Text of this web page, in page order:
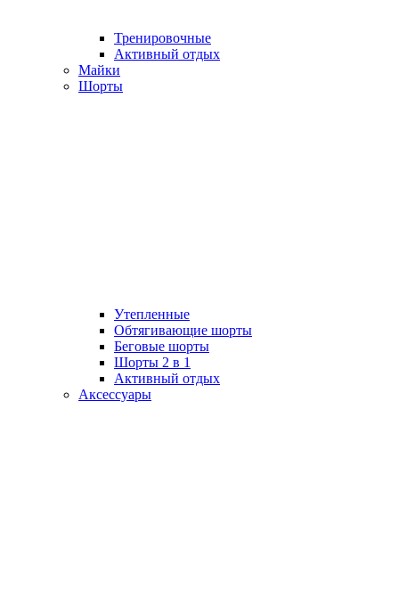
Тренировочные
Активный отдых
Майки
Шорты
Утепленные
Обтягивающие шорты
Беговые шорты
Шорты 2 в 1
Активный отдых
Аксессуары